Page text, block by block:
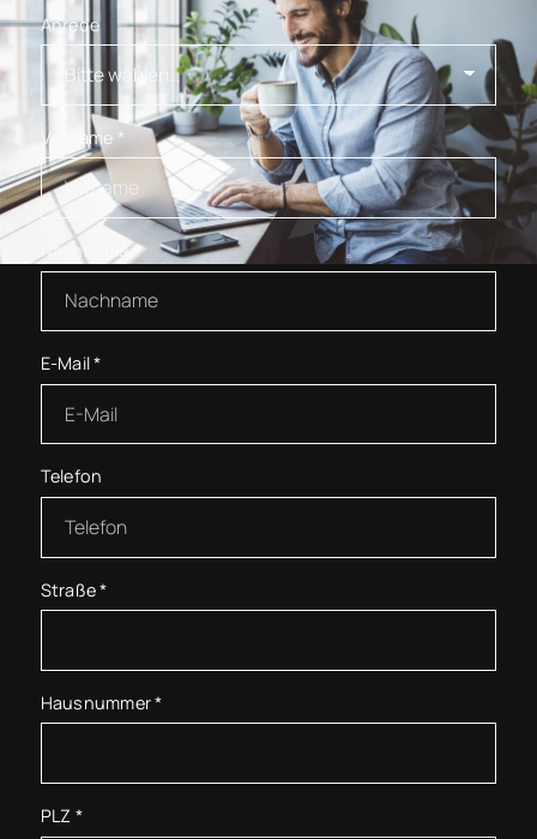
Anrede
Vorname *
Nachname*
E-Mail*
Telefon
Straße*
Hausnummer*
PLZ *